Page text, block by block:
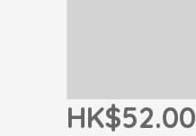
HK$52.00